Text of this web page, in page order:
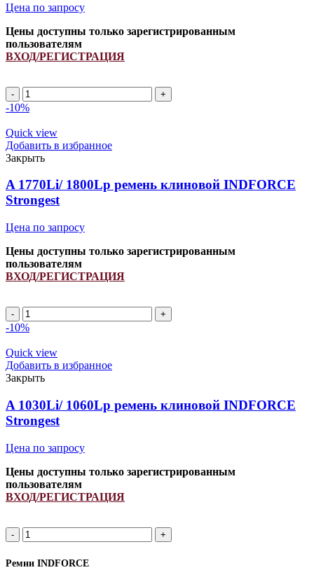
Цена по запросу
Цены доступны только зарегистрированным
пользователям
ВХОД/РЕГИСТРАЦИЯ
Ремень
H238867
quantity
-10%
Quick view
Добавить в избранное
Закрыть
A 1770Li/ 1800Lp ремень клиновой INDFORCE
Strongest
Цена по запросу
Цены доступны только зарегистрированным
пользователям
ВХОД/РЕГИСТРАЦИЯ
A
1770Li/
ремень
клиновой
INDFORCE
Strongest
quantity
-10%
Quick view
Добавить в избранное
Закрыть
A 1030Li/ 1060Lp ремень клиновой INDFORCE
Strongest
Цена по запросу
Цены доступны только зарегистрированным
пользователям
ВХОД/РЕГИСТРАЦИЯ
A
1030Li/
1060Lp
ремень
Ремни INDFORCE